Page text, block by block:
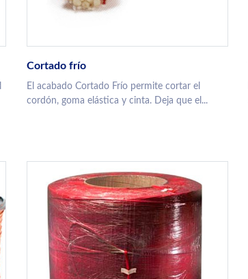
Cortado frío
El acabado Cortado Frío permite cortar el
cordón, goma elástica y cinta. Deja que el...